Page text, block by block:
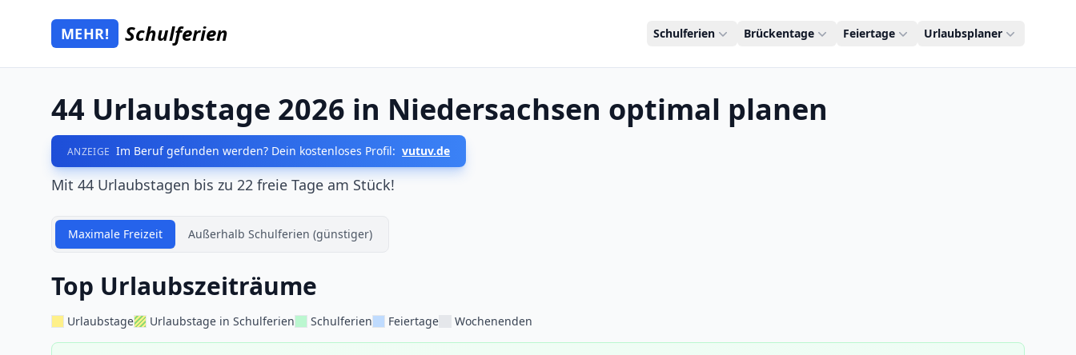
Zum Hauptinhalt springen
Mehr Schulferien
MEHR! Schulferien Schulferien Brückentage Feiertage Urlaubsplaner
44 Urlaubstage 2026 in Niedersachsen optimal planen
ANZEIGE Im Beruf gefunden werden? Dein kostenloses Profil: vutuv.de
Mit 44 Urlaubstagen bis zu 22 freie Tage am Stück!
Maximale Freizeit Außerhalb Schulferien (günstiger)
Top Urlaubszeiträume
Urlaubstage Urlaubstage in Schulferien Schulferien Feiertage Wochenenden